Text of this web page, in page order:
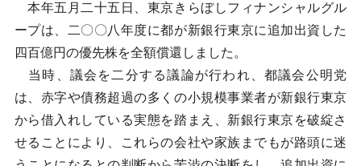
本年五月二十五日、東京きらぼしフィナンシャルグル
ープは、二〇〇八年度に都が新銀行東京に追加出資した
四百億円の優先株を全額償還しました。
当時、議会を二分する議論が行われ、都議会公明党
は、赤字や債務超過の多くの小規模事業者が新銀行東京
から借入れしている実態を踏まえ、新銀行東京を破綻さ
せることにより、これらの会社や家族までもが路頭に迷